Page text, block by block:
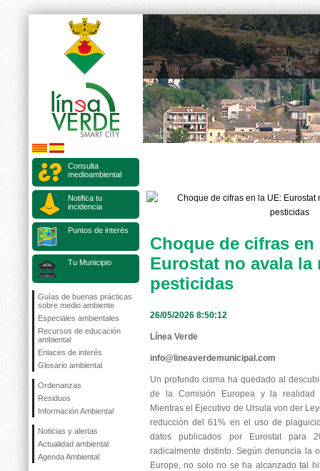
Consulta
medioambiental
Notifica tu
incidencia
Puntos de interés
Tu Municipio
Guías de buenas prácticas
sobre medio ambiente
Especiales ambientales
Recursos de educación
ambiental
Enlaces de interés
Glosario ambiental
Ordenanzas
Residuos
Información Ambiental
Noticias y alertas
Actualidad ambiental
Agenda Ambiental
Choque de cifras en
Eurostat no avala la
pesticidas
26/05/2026 8:50:12
Línea Verde
info@lineaverdemunicipal.com
Un profundo cisma ha quedado al
de la Comisión Europea y la realidad
Mientras el Ejecutivo de Ursula von der
reducción del 61% en el uso de
datos publicados por Eurostat para
radicalmente distinto. Según denuncia la
Europe, no solo no se ha alcanzado tal